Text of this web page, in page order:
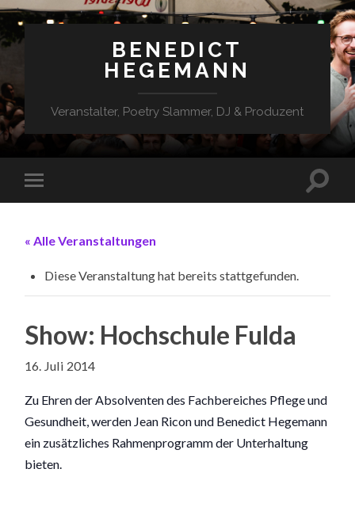
BENEDICT
HEGEMANN
Veranstalter, Poetry Slammer, DJ & Produzent
« Alle Veranstaltungen
Diese Veranstaltung hat bereits stattgefunden.
Show: Hochschule Fulda
16. Juli 2014
Zu Ehren der Absolventen des Fachbereiches Pflege und
Gesundheit, werden Jean Ricon und Benedict Hegemann
ein zusätzliches Rahmenprogramm der Unterhaltung
bieten.